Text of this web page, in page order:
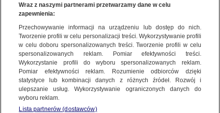
GORĄCE TEMATY
WIĘCEJ
KANAŁY
REGULAMIN SERWISU
Wraz z naszymi partnerami przetwarzamy dane w celu
zapewnienia:
Przechowywanie informacji na urządzeniu lub dostęp do nich.
Tworzenie profili w celu personalizacji treści. Wykorzystywanie profili
w celu doboru spersonalizowanych treści. Tworzenie profili w celu
spersonalizowanych reklam. Pomiar efektywności treści.
Wykorzystanie profili do wyboru spersonalizowanych reklam.
Pomiar efektywności reklam. Rozumienie odbiorców dzięki
statystyce lub kombinacji danych z różnych źródeł. Rozwój i
ulepszanie usług. Wykorzystywanie ograniczonych danych do
wyboru reklam.
Lista partnerów (dostawców)